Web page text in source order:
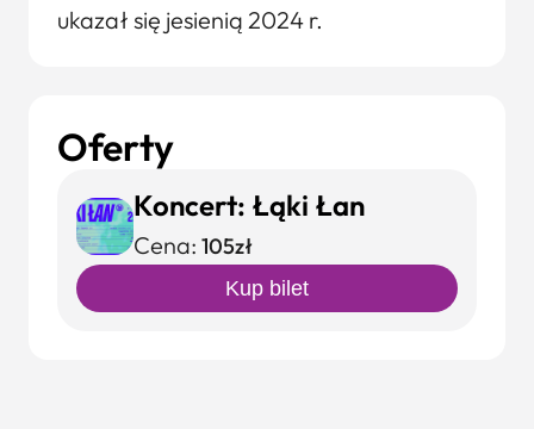
ukazał się jesienią 2024 r.
Oferty
Koncert: Łąki Łan
Cena: 105zł
Kup bilet